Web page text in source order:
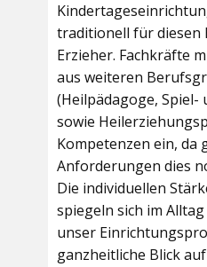
traditionell für diesen
Erzieher. Fachkräfte
aus weiteren
(Heilpädagoge,
sowie
Kompetenzen ein, da
Anforderungen dies
Die individuellen
spiegeln sich im
unser
ganzheitliche Blick